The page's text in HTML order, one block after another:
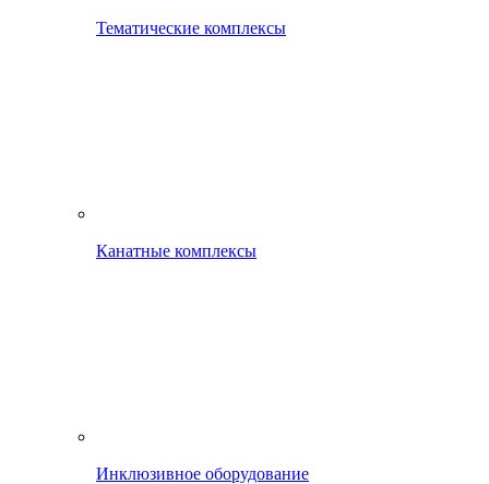
Тематические комплексы
Канатные комплексы
Инклюзивное оборудование